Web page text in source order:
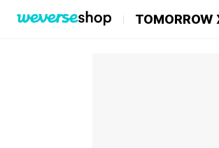
TOMORROW